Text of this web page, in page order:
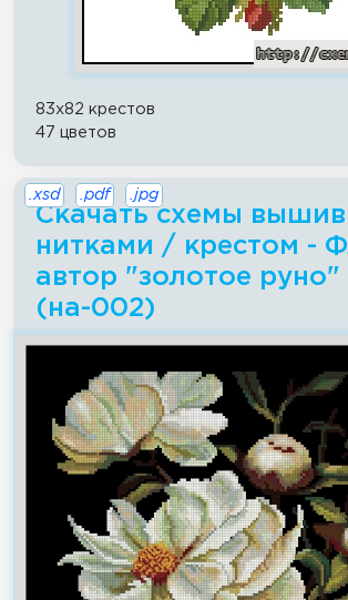
83x82 крестов
47 цветов
Скачать схемы
нитками / крестом -
автор "золотое руно"
(на-002)
.xsd .pdf .jpg